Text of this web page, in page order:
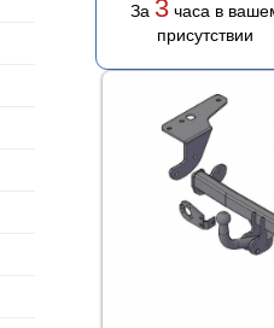
За 3часа в
присутствии